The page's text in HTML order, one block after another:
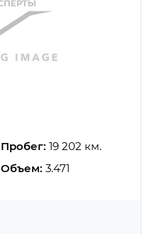
Пробег: 19 202 км.
Объем: 3.471